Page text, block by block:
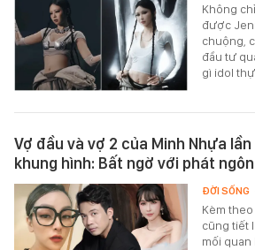
Không
được
chuộng,
đầu tư
gì idol
Vợ đầu và vợ 2 của Minh Nhựa
khung hình: Bất ngờ với phát
Kèm
cũng tiết
mối quan
ĐỜI SỐNG